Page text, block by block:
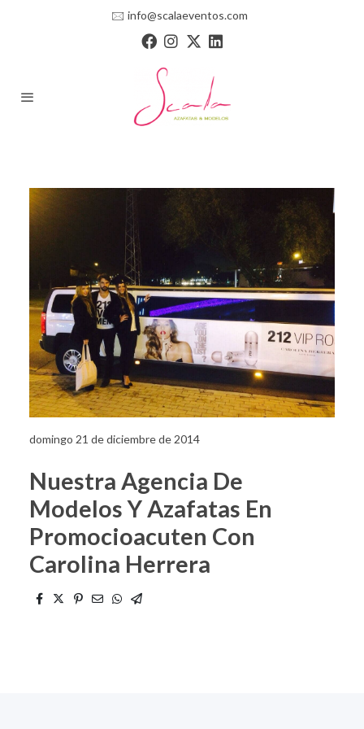
🖂 info@scalaeventos.com
domingo 21 de diciembre de 2014
Nuestra Agencia De
Modelos Y Azafatas En
Promocioacuten Con
Carolina Herrera